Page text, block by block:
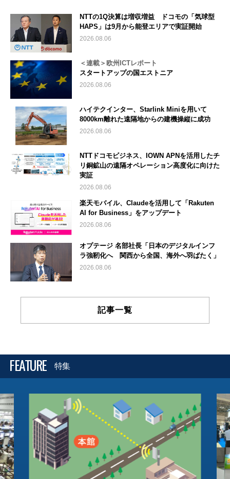
NTTの1Q決算は増収増益 ドコモの「気球型
HAPS」は9月から能登エリアで実証開始
2026.08.06
＜連載＞欧州ICTレポート
スタートアップの国エストニア
2026.08.06
ハイテクインター、Starlink Miniを用いて
8000km離れた遠隔地からの建機操縦に成功
2026.08.06
NTTドコモビジネス、IOWN APNを活用したチ
リ銅鉱山の遠隔オペレーション高度化に向けた
実証
2026.08.06
楽天モバイル、Claudeを活用して「Rakuten
AI for Business」をアップデート
2026.08.06
オプテージ 名部社長「日本のデジタルインフ
ラ強靭化へ 関西から全国、海外へ羽ばたく」
2026.08.06
記事一覧
FEATURE 特集